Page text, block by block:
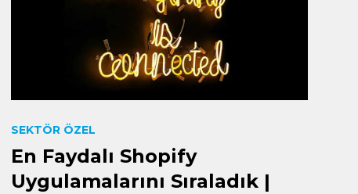
SEKTÖR ÖZEL
En Faydalı Shopify
Uygulamalarını Sıraladık |